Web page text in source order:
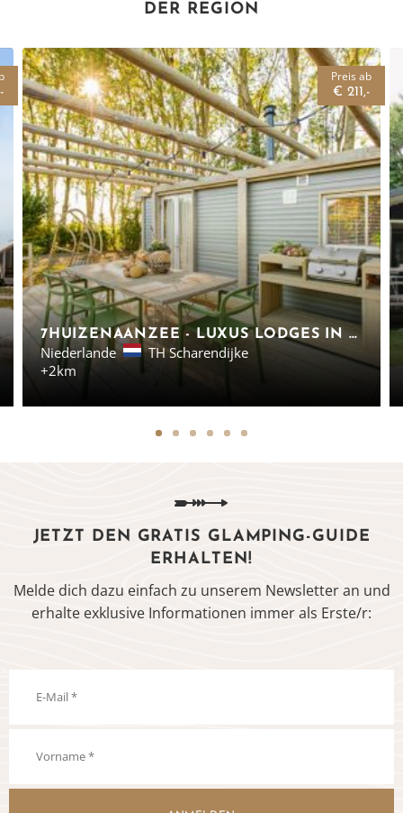
DER REGION
7HUIZENAANZEE - LUXUS LODGES IN ZEELAND
Niederlande
TH Scharendijke
+2km
Preis ab
€ 211,-
JETZT DEN GRATIS GLAMPING-GUIDE
ERHALTEN!
Melde dich dazu einfach zu unserem Newsletter an und
erhalte exklusive Informationen immer als Erste/r: